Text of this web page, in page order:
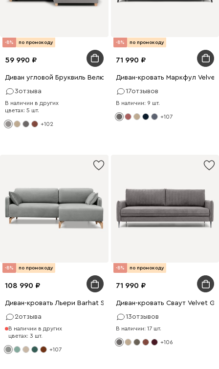
-8% по промокоду
59 990
Диван угловой Бруквиль Велюр Светло-серый
3отзыва
В наличии в других
цветах: 5 шт.
+102
-8% по промокоду
71 990
Диван-кровать Маркфул
17отзывов
В наличии: 9 шт.
+107
-8% по промокоду
108 990
Диван-кровать Льери Barhat Silver
2отзыва
В наличии в других
цветах: 3 шт.
+107
-8% по промокоду
71 990
Диван-кровать Сваут Velvet
13отзывов
В наличии: 17 шт.
+106